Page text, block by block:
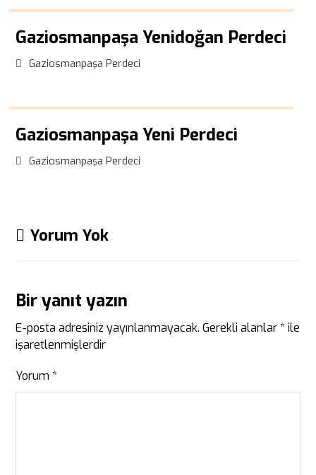
Gaziosmanpaşa Yenidoğan Perdeci
Gaziosmanpaşa Perdeci
Gaziosmanpaşa Yeni Perdeci
Gaziosmanpaşa Perdeci
Yorum Yok
Bir yanıt yazın
E-posta adresiniz yayınlanmayacak. Gerekli alanlar*ile
işaretlenmişlerdir
Yorum*